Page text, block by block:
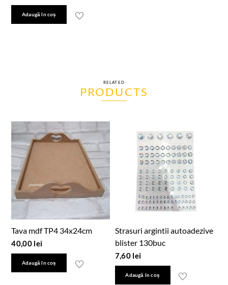
Adaugă în coș
RELATED
PRODUCTS
Tava mdf TP4 34x24cm
40,00 lei
Adaugă în coș
Strasuri argintii autoadezive
blister 130buc
7,60 lei
Adaugă în coș